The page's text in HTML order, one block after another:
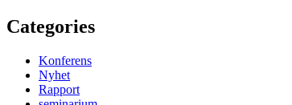
Categories
Konferens
Nyhet
Rapport